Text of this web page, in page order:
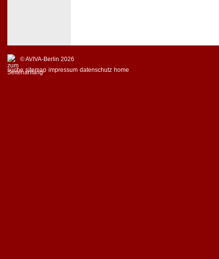
© AVIVA-Berlin 2026
suche sitemap impressum datenschutz home